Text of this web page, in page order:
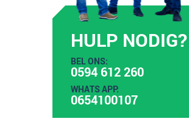
HULP NODIG?
BEL ONS:
0594 612 260
WHATS APP:
0654100107